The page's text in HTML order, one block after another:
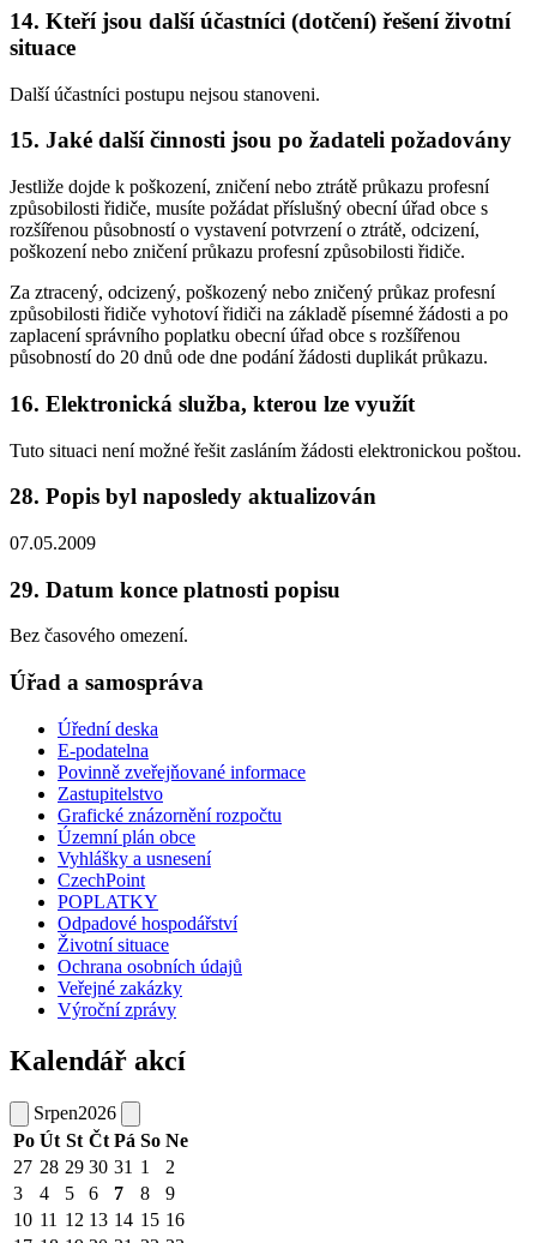
14. Kteří jsou další účastníci (dotčení) řešení životní
situace
Další účastníci postupu nejsou stanoveni.
15. Jaké další činnosti jsou po žadateli požadovány
Jestliže dojde k poškození, zničení nebo ztrátě průkazu profesní
způsobilosti řidiče, musíte požádat příslušný obecní úřad obce s
rozšířenou působností o vystavení potvrzení o ztrátě, odcizení,
poškození nebo zničení průkazu profesní způsobilosti řidiče.
Za ztracený, odcizený, poškozený nebo zničený průkaz profesní
způsobilosti řidiče vyhotoví řidiči na základě písemné žádosti a po
zaplacení správního poplatku obecní úřad obce s rozšířenou
působností do 20 dnů ode dne podání žádosti duplikát průkazu.
16. Elektronická služba, kterou lze využít
Tuto situaci není možné řešit zasláním žádosti elektronickou poštou.
28. Popis byl naposledy aktualizován
07.05.2009
29. Datum konce platnosti popisu
Bez časového omezení.
Úřad a samospráva
Úřední deska
E-podatelna
Povinně zveřejňované informace
Zastupitelstvo
Grafické znázornění rozpočtu
Územní plán obce
Vyhlášky a usnesení
CzechPoint
POPLATKY
Odpadové hospodářství
Životní situace
Ochrana osobních údajů
Veřejné zakázky
Výroční zprávy
Kalendář akcí
Srpen2026
Po Út St Čt Pá So Ne
27 28 29 30 31 1
2
3
4 5 6 7 8
9
10 11 12 13 14 15 16